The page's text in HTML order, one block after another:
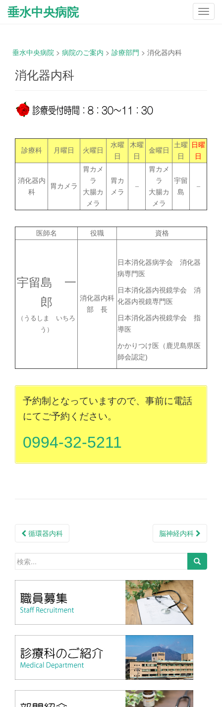
ナ
え
垂水中央病院
垂水中央病院 > 病院のご案内 > 診療部門 > 消化器内科
消化器内科
診療科 月曜日 火曜日
水曜
日
木曜
日
金曜日
土曜
日
日曜
日
消化器内
科
胃カメラ
胃カメ
ラ
大腸カ
メラ
胃カ
メラ
–
胃カメ
ラ
大腸カ
メラ
宇留
島
–
医師名 役職 資格
宇留島 一
郎
（うるしま いちろ
う）
消化器内科
部 長
日本消化器病学会 消化器
病専門医
日本消化器内視鏡学会 消
化器内視鏡専門医
日本消化器内視鏡学会 指
導医
かかりつけ医（鹿児島県医
師会認定)
予約制となっていますので、事前に電話
にてご予約ください。
0994-32-5211
投稿ナビゲーション
循環器内科 脳神経内科
検索: